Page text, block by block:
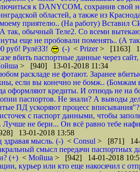
к DANYCOM, сохранив свой
областей, а также из
приятелю.. (На работу) Вставил
А так, обычный Теле2. Со всеми
еще не пробовали поменять.. (А
руб! РулёЗЗ!
(-) < Prizer> [1163]
вбить паспортные данные через
> [940] 13-01-2018 11:34
раскладе не фотают. Заранее
если вы конечно не бомж.. (Бомжам
оформляют кредиты. И отнюдь не на
паспортов. Не знали? А выводы
ПД ускоряют процесс
с паспорт данными, чтобы
Лучше не бери... Он всё равно тебе
13-01-2018 13:58
здравая мысль. (-) < Consul > [871] 14-
смысл передачи паспортных
(+) < Мойша > [942] 14-01-2018
курьер или кто еще накосячил с